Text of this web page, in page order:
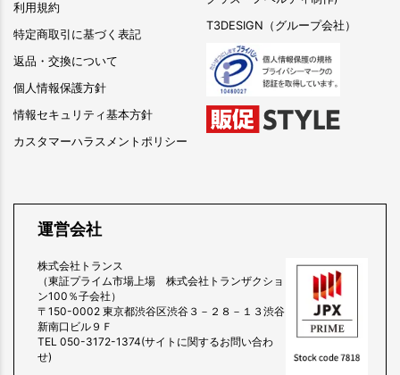
利用規約
特定商取引に基づく表記
返品・交換について
個人情報保護方針
情報セキュリティ基本方針
カスタマーハラスメントポリシー
T3DESIGN（グループ会社）
運営会社
株式会社トランス
（東証プライム市場上場 株式会社トランザクショ
ン100％子会社）
〒150-0002 東京都渋谷区渋谷３－２８－１３渋谷
新南口ビル９Ｆ
TEL 050-3172-1374(サイトに関するお問い合わ
せ)